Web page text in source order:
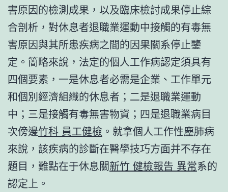
害原因的檢測成果，以及臨床檢討成果停止綜
合剖析，對休息者退職業運動中接觸的有毒無
害原因與其所患疾病之間的因果關系停止鑒
定。簡略來說，法定的個人工作病認定須具有
四個要素，一是休息者必需是企業、工作單元
和個別經濟組織的休息者；二是退職業運動
中；三是接觸有毒無害物資；四是退職業病目
次傍邊竹科 員工健檢 。就拿個人工作性塵肺病
來說，該疾病的診斷在醫學技巧方面并不存在
題目，難點在于休息關新竹 健檢報告 異常系的
認定上。